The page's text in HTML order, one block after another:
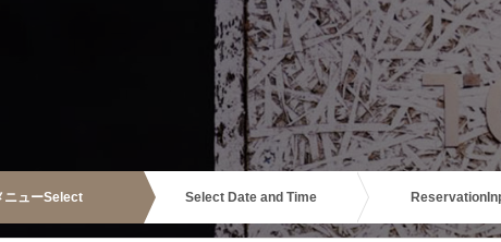
ニューSelect Select Date and Time Reservation